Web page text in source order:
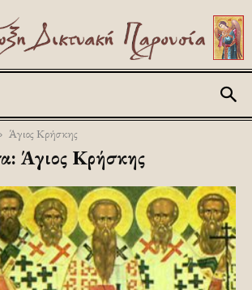
Άγιος Κρήσκης
Άγιος Κρήσκης